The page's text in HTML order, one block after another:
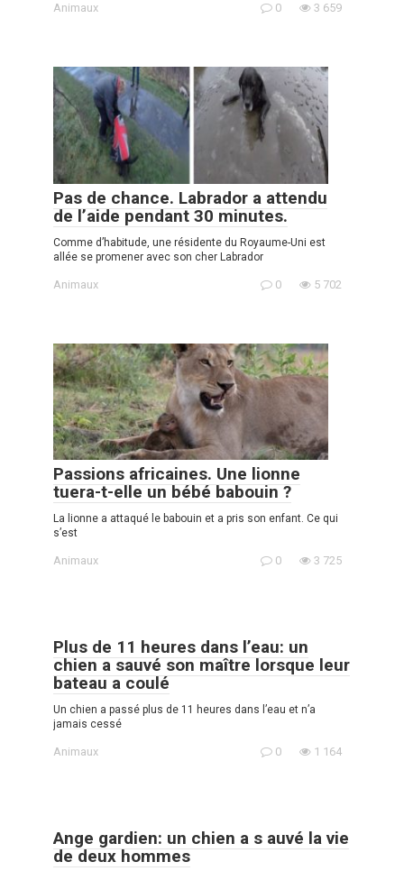
Animaux 0 3 659
Pas de chance. Labrador a attendu
de l’aide pendant 30 minutes.
Comme d’habitude, une résidente du Royaume-Uni est
allée se promener avec son cher Labrador
Animaux 0 5 702
Passions africaines. Une lionne
tuera-t-elle un bébé babouin ?
La lionne a attaqué le babouin et a pris son enfant. Ce qui
s’est
Animaux 0 3 725
Plus de 11 heures dans l’eau: un
chien a sauvé son maître lorsque leur
bateau a coulé
Un chien a passé plus de 11 heures dans l’eau et n’a
jamais cessé
Animaux 0 1 164
Ange gardien: un chien a s auvé la vie
de deux hommes